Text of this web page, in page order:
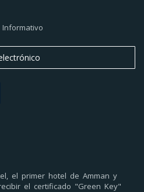
el primer hotel de Amman y
el certificado "Green Key"